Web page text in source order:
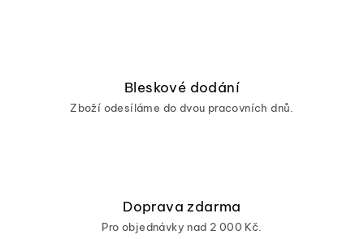
Bleskové dodání
Zboží odesíláme do dvou pracovních dnů.
Doprava zdarma
Pro objednávky nad 2 000 Kč.